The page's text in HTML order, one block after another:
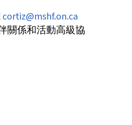
cortiz@mshf.on.ca
關係和活動高級協